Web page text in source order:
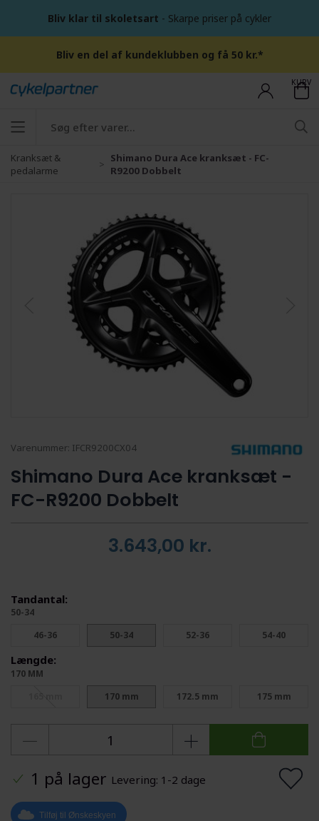
Bliv klar til skoletsart - Skarpe priser på cykler
Bliv en del af kundeklubben og få 50 kr.*
KURV
Kranksæt &
pedalarme
Shimano Dura Ace kranksæt - FC-
R9200 Dobbelt
Varenummer: IFCR9200CX04
Shimano Dura Ace kranksæt -
FC-R9200 Dobbelt
3.643,00 kr.
Tandantal:
50-34
46-36
50-34 52-36 54-40
Længde:
170 MM
170 mm 172.5 mm 175 mm
1 på lager Levering: 1-2 dage
Tilføj til Ønskeskyen